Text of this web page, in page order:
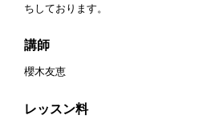
ちしております。
講師
櫻木友恵
レッスン料